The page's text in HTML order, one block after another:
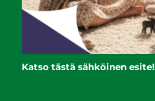
Katso tästä sähköinen esite!